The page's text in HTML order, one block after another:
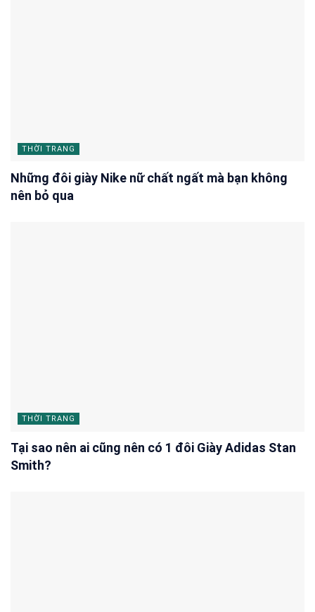
THỜI TRANG
Những đôi giày Nike nữ chất ngất mà bạn không
nên bỏ qua
THỜI TRANG
Tại sao nên ai cũng nên có 1 đôi Giày Adidas Stan
Smith?